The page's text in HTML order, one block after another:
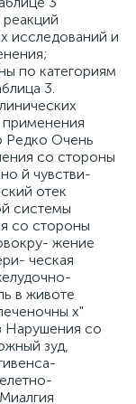
исследований и
по категориям
3.
применения
Редко Очень
со стороны
й чувстви-
отек
системы
со стороны
жение
ческая
в животе
х"
Нарушения со
зуд,